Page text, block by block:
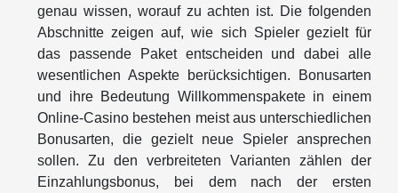
genau wissen, worauf zu achten ist. Die folgenden
Abschnitte zeigen auf, wie sich Spieler gezielt für
das passende Paket entscheiden und dabei alle
wesentlichen Aspekte berücksichtigen. Bonusarten
und ihre Bedeutung Willkommenspakete in einem
Online-Casino bestehen meist aus unterschiedlichen
Bonusarten, die gezielt neue Spieler ansprechen
sollen. Zu den verbreiteten Varianten zählen der
Einzahlungsbonus, bei dem nach der ersten